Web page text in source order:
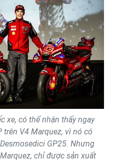
xe, có thể nhận thấy ngay
V4 Marquez, vì nó có
GP25. Nhưng
chỉ được sản xuất